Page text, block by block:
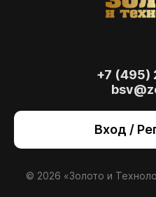
+7 (495)
Вход /
© 2026 «Золото и
также для анализа
сайт, вы даете